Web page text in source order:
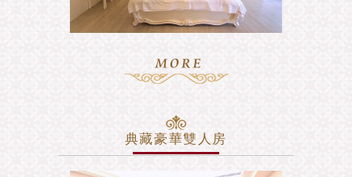
典藏豪華雙人房